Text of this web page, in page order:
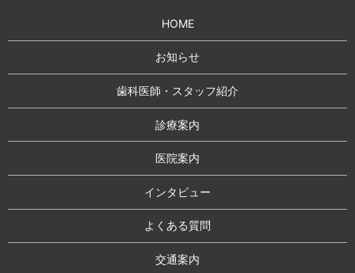
HOME
お知らせ
歯科医師・スタッフ紹介
診療案内
医院案内
インタビュー
よくある質問
交通案内